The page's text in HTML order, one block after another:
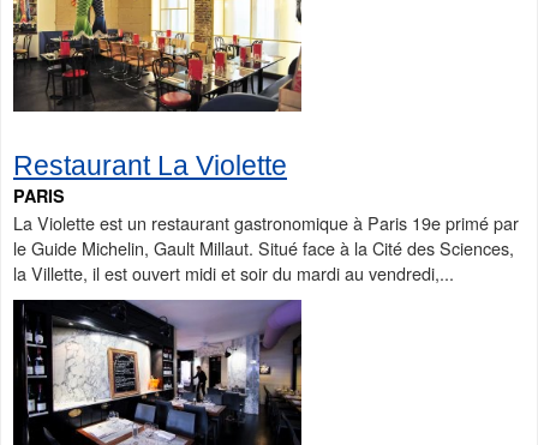
Restaurant La Violette
PARIS
La Violette est un restaurant gastronomique à Paris 19e primé par
le Guide Michelin, Gault Millaut. Situé face à la Cité des Sciences,
la Villette, il est ouvert midi et soir du mardi au vendredi,...